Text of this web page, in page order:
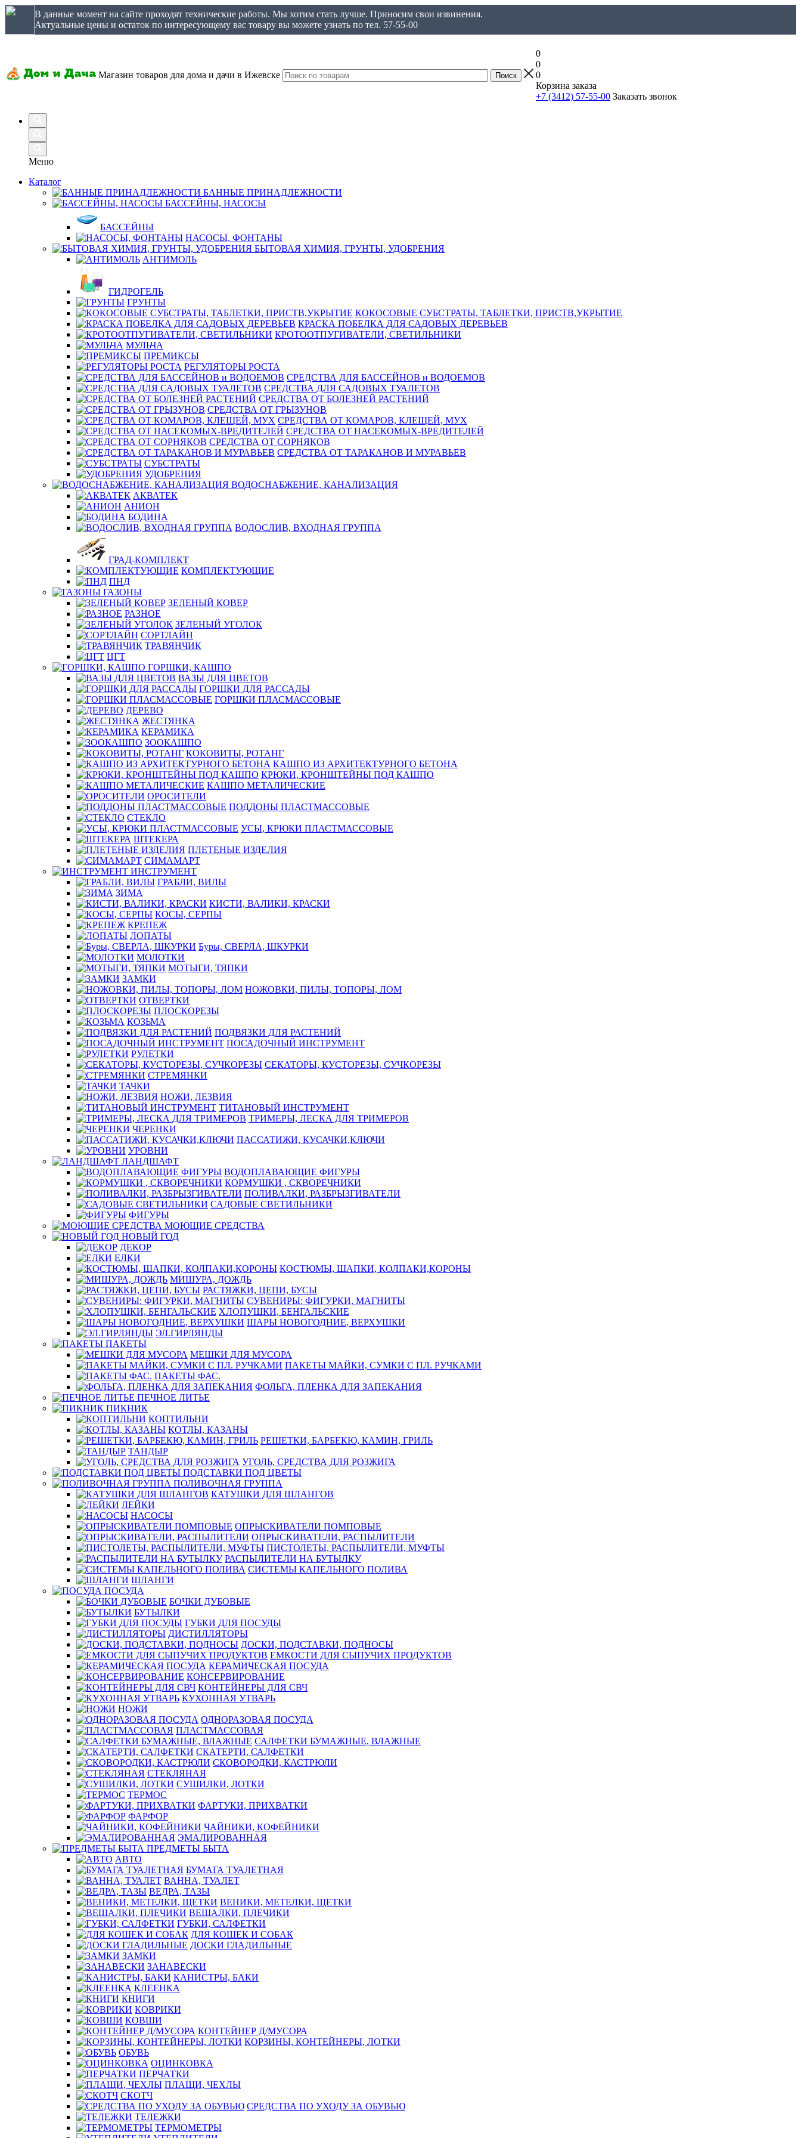
В данные момент на сайте проходят технические работы. Мы хотим стать лучше. Приносим свои извинения.
Актуальные цены и остаток по интересующему вас товару вы можете узнать по тел. 57-55-00
Магазин товаров для дома и дачи в Ижевске
0
0
0
Корзина заказа
+7 (3412) 57-55-00 Заказать звонок
Меню
Каталог
БАННЫЕ ПРИНАДЛЕЖНОСТИ
БАССЕЙНЫ, НАСОСЫ
БАССЕЙНЫ
НАСОСЫ, ФОНТАНЫ
БЫТОВАЯ ХИМИЯ, ГРУНТЫ, УДОБРЕНИЯ
АНТИМОЛЬ
ГИДРОГЕЛЬ
ГРУНТЫ
КОКОСОВЫЕ СУБСТРАТЫ, ТАБЛЕТКИ, ПРИСТВ,УКРЫТИЕ
КРАСКА ПОБЕЛКА ДЛЯ САДОВЫХ ДЕРЕВЬЕВ
КРОТООТПУГИВАТЕЛИ, СВЕТИЛЬНИКИ
МУЛЬЧА
ПРЕМИКСЫ
РЕГУЛЯТОРЫ РОСТА
СРЕДСТВА ДЛЯ БАССЕЙНОВ и ВОДОЕМОВ
СРЕДСТВА ДЛЯ САДОВЫХ ТУАЛЕТОВ
СРЕДСТВА ОТ БОЛЕЗНЕЙ РАСТЕНИЙ
СРЕДСТВА ОТ ГРЫЗУНОВ
СРЕДСТВА ОТ КОМАРОВ, КЛЕЩЕЙ, МУХ
СРЕДСТВА ОТ НАСЕКОМЫХ-ВРЕДИТЕЛЕЙ
СРЕДСТВА ОТ СОРНЯКОВ
СРЕДСТВА ОТ ТАРАКАНОВ И МУРАВЬЕВ
СУБСТРАТЫ
УДОБРЕНИЯ
ВОДОСНАБЖЕНИЕ, КАНАЛИЗАЦИЯ
АКВАТЕК
АНИОН
БОДИНА
ВОДОСЛИВ, ВХОДНАЯ ГРУППА
ГРАД-КОМПЛЕКТ
КОМПЛЕКТУЮЩИЕ
ПНД
ГАЗОНЫ
ЗЕЛЕНЫЙ КОВЕР
РАЗНОЕ
ЗЕЛЕНЫЙ УГОЛОК
СОРТЛАЙН
ТРАВЯНЧИК
ЦГТ
ГОРШКИ, КАШПО
ВАЗЫ ДЛЯ ЦВЕТОВ
ГОРШКИ ДЛЯ РАССАДЫ
ГОРШКИ ПЛАСМАССОВЫЕ
ДЕРЕВО
ЖЕСТЯНКА
КЕРАМИКА
ЗООКАШПО
КОКОВИТЫ, РОТАНГ
КАШПО ИЗ АРХИТЕКТУРНОГО БЕТОНА
КРЮКИ, КРОНШТЕЙНЫ ПОД КАШПО
КАШПО МЕТАЛИЧЕСКИЕ
ОРОСИТЕЛИ
ПОДДОНЫ ПЛАСТМАССОВЫЕ
СТЕКЛО
УСЫ, КРЮКИ ПЛАСТМАССОВЫЕ
ШТЕКЕРА
ПЛЕТЕНЫЕ ИЗДЕЛИЯ
СИМАМАРТ
ИНСТРУМЕНТ
ГРАБЛИ, ВИЛЫ
ЗИМА
КИСТИ, ВАЛИКИ, КРАСКИ
КОСЫ, СЕРПЫ
КРЕПЕЖ
ЛОПАТЫ
Буры, СВЕРЛА, ШКУРКИ
МОЛОТКИ
МОТЫГИ, ТЯПКИ
ЗАМКИ
НОЖОВКИ, ПИЛЫ, ТОПОРЫ, ЛОМ
ОТВЕРТКИ
ПЛОСКОРЕЗЫ
КОЗЬМА
ПОДВЯЗКИ ДЛЯ РАСТЕНИЙ
ПОСАДОЧНЫЙ ИНСТРУМЕНТ
РУЛЕТКИ
СЕКАТОРЫ, КУСТОРЕЗЫ, СУЧКОРЕЗЫ
СТРЕМЯНКИ
ТАЧКИ
НОЖИ, ЛЕЗВИЯ
ТИТАНОВЫЙ ИНСТРУМЕНТ
ТРИМЕРЫ, ЛЕСКА ДЛЯ ТРИМЕРОВ
ЧЕРЕНКИ
ПАССАТИЖИ, КУСАЧКИ,КЛЮЧИ
УРОВНИ
ЛАНДШАФТ
ВОДОПЛАВАЮЩИЕ ФИГУРЫ
КОРМУШКИ , СКВОРЕЧНИКИ
ПОЛИВАЛКИ, РАЗБРЫЗГИВАТЕЛИ
САДОВЫЕ СВЕТИЛЬНИКИ
ФИГУРЫ
МОЮЩИЕ СРЕДСТВА
НОВЫЙ ГОД
ДЕКОР
ЕЛКИ
КОСТЮМЫ, ШАПКИ, КОЛПАКИ,КОРОНЫ
МИШУРА, ДОЖДЬ
РАСТЯЖКИ, ЦЕПИ, БУСЫ
СУВЕНИРЫ: ФИГУРКИ, МАГНИТЫ
ХЛОПУШКИ, БЕНГАЛЬСКИЕ
ШАРЫ НОВОГОДНИЕ, ВЕРХУШКИ
ЭЛ.ГИРЛЯНДЫ
ПАКЕТЫ
МЕШКИ ДЛЯ МУСОРА
ПАКЕТЫ МАЙКИ, СУМКИ С ПЛ. РУЧКАМИ
ПАКЕТЫ ФАС.
ФОЛЬГА, ПЛЕНКА ДЛЯ ЗАПЕКАНИЯ
ПЕЧНОЕ ЛИТЬЕ
ПИКНИК
КОПТИЛЬНИ
КОТЛЫ, КАЗАНЫ
РЕШЕТКИ, БАРБЕКЮ, КАМИН, ГРИЛЬ
ТАНДЫР
УГОЛЬ, СРЕДСТВА ДЛЯ РОЗЖИГА
ПОДСТАВКИ ПОД ЦВЕТЫ
ПОЛИВОЧНАЯ ГРУППА
КАТУШКИ ДЛЯ ШЛАНГОВ
ЛЕЙКИ
НАСОСЫ
ОПРЫСКИВАТЕЛИ ПОМПОВЫЕ
ОПРЫСКИВАТЕЛИ, РАСПЫЛИТЕЛИ
ПИСТОЛЕТЫ, РАСПЫЛИТЕЛИ, МУФТЫ
РАСПЫЛИТЕЛИ НА БУТЫЛКУ
СИСТЕМЫ КАПЕЛЬНОГО ПОЛИВА
ШЛАНГИ
ПОСУДА
БОЧКИ ДУБОВЫЕ
БУТЫЛКИ
ГУБКИ ДЛЯ ПОСУДЫ
ДИСТИЛЛЯТОРЫ
ДОСКИ, ПОДСТАВКИ, ПОДНОСЫ
ЕМКОСТИ ДЛЯ СЫПУЧИХ ПРОДУКТОВ
КЕРАМИЧЕСКАЯ ПОСУДА
КОНСЕРВИРОВАНИЕ
КОНТЕЙНЕРЫ ДЛЯ СВЧ
КУХОННАЯ УТВАРЬ
НОЖИ
ОДНОРАЗОВАЯ ПОСУДА
ПЛАСТМАССОВАЯ
САЛФЕТКИ БУМАЖНЫЕ, ВЛАЖНЫЕ
СКАТЕРТИ, САЛФЕТКИ
СКОВОРОДКИ, КАСТРЮЛИ
СТЕКЛЯНАЯ
СУШИЛКИ, ЛОТКИ
ТЕРМОС
ФАРТУКИ, ПРИХВАТКИ
ФАРФОР
ЧАЙНИКИ, КОФЕЙНИКИ
ЭМАЛИРОВАННАЯ
ПРЕДМЕТЫ БЫТА
АВТО
БУМАГА ТУАЛЕТНАЯ
ВАННА, ТУАЛЕТ
ВЕДРА, ТАЗЫ
ВЕНИКИ, МЕТЕЛКИ, ЩЕТКИ
ВЕШАЛКИ, ПЛЕЧИКИ
ГУБКИ, САЛФЕТКИ
ДЛЯ КОШЕК И СОБАК
ДОСКИ ГЛАДИЛЬНЫЕ
ЗАМКИ
ЗАНАВЕСКИ
КАНИСТРЫ, БАКИ
КЛЕЕНКА
КНИГИ
КОВРИКИ
КОВШИ
КОНТЕЙНЕР Д/МУСОРА
КОРЗИНЫ, КОНТЕЙНЕРЫ, ЛОТКИ
ОБУВЬ
ОЦИНКОВКА
ПЕРЧАТКИ
ПЛАЩИ, ЧЕХЛЫ
СКОТЧ
СРЕДСТВА ПО УХОДУ ЗА ОБУВЬЮ
ТЕЛЕЖКИ
ТЕРМОМЕТРЫ